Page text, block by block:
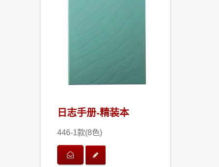
日志手册-精装本
446-1款(8色)